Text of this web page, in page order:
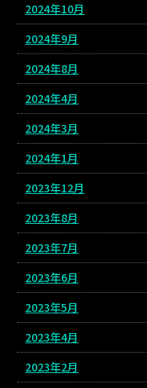
2024年10月
2024年9月
2024年8月
2024年4月
2024年3月
2024年1月
2023年12月
2023年8月
2023年7月
2023年6月
2023年5月
2023年4月
2023年2月